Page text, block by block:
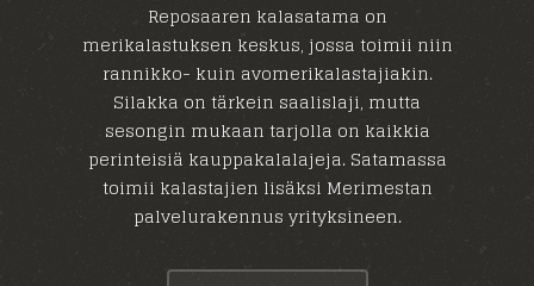
Reposaaren kalasatama on
merikalastuksen keskus, jossa toimii niin
rannikko- kuin avomerikalastajiakin.
Silakka on tärkein saalislaji, mutta
sesongin mukaan tarjolla on kaikkia
perinteisiä kauppakalalajeja. Satamassa
toimii kalastajien lisäksi Merimestan
palvelurakennus yrityksineen.